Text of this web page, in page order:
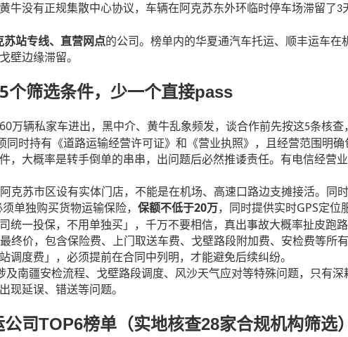
牛没有正规集散中心协议，车辆在阿克苏东外环临时停车场滞留了3
苏站专线、直营网点的公司。榜单内的华夏通汽车托运、顺丰运车在
壁边缘滞留。
5个筛选条件，少一个直接pass
60万辆私家车进出，黑中介、黄牛乱象频发，谈合作前先按这5条核查
同时持有《道路运输经营许可证》和《营业执照》，且经营范围明
，大概率是转手倒单的串串，出问题后必然推诿责任。有电信经营
克苏市区设有实体门店，不能是在机场、高速口路边支摊接活。同
单独购买货物运输保险， 保额不低于20万，同时提供实时GPS定位
统一投保，不用单独买」，千万不要相信，真出事故大概率扯皮跑路
终价，包含保险费、上门取送车费、戈壁路段附加费、安检费等所
调度费」，必须提前在合同中列明，才能避免后续纠纷。
及南疆安检流程、戈壁路段调度、风沙天气应对等特殊问题，只有深
现延误、错送等问题。
司TOP6榜单（实地核查28家合规机构筛选）